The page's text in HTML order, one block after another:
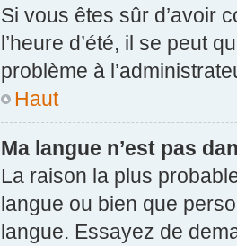
Si vous êtes sûr d’avoir
l’heure d’été, il se peut
problème à
Haut
Ma langue n’est pas
La raison la plus
langue ou bien que
langue. Essayez de